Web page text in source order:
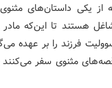
از یکی داستان‌های
هستند تا این‌که مادر
فرزند را بر عهده
مثنوی سفر می‌کنند